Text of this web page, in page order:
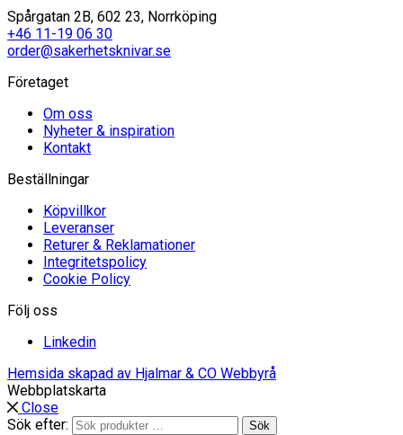
Spårgatan 2B, 602 23, Norrköping
+46 11-19 06 30
order@sakerhetsknivar.se
Företaget
Om oss
Nyheter & inspiration
Kontakt
Beställningar
Köpvillkor
Leveranser
Returer & Reklamationer
Integritetspolicy
Cookie Policy
Följ oss
Linkedin
Hemsida skapad av Hjalmar & CO Webbyrå
Webbplatskarta
Close
Sök efter:
Sök